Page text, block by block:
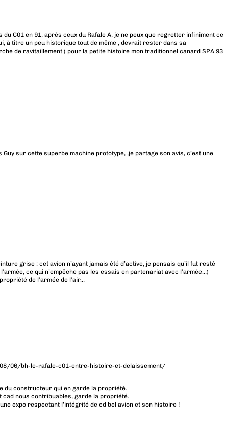
C01 en 91, après ceux du Rafale A, je ne peux que regretter infiniment ce
à titre un peu historique tout de même , devrait rester dans sa
de ravitaillement ( pour la petite histoire mon traditionnel canard SPA 93
sur cette superbe machine prototype, ,je partage son avis, c’est une
grise : cet avion n’ayant jamais été d’active, je pensais qu’il fut resté
ce qui n’empêche pas les essais en partenariat avec l’armée…)
de l’armée de l’air…
06/bh-le-rafale-c01-entre-histoire-et-delaissement/
du constructeur qui en garde la propriété.
cad nous contribuables, garde la propriété.
expo respectant l’intégrité de cd bel avion et son histoire !